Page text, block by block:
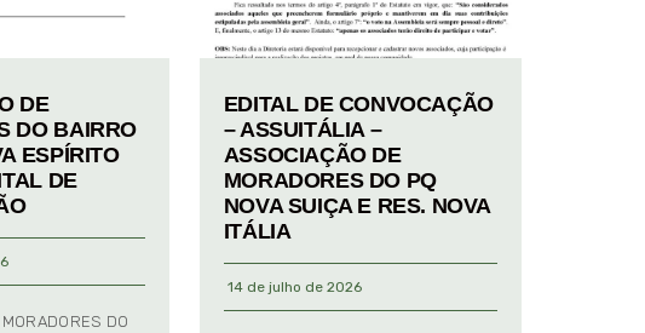
DE
DO BAIRRO
ESPÍRITO
DE
DO
EDITAL DE CONVOCAÇÃO
– ASSUITÁLIA –
ASSOCIAÇÃO DE
MORADORES DO PQ
NOVA SUIÇA E RES. NOVA
ITÁLIA
14 de julho de 2026